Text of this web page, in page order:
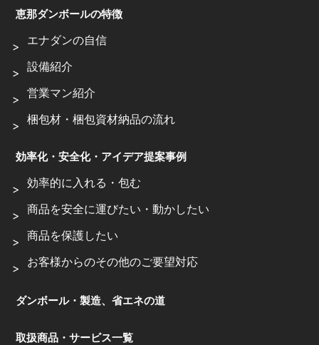
恵那ダンボールの特徴
エナダンの自信
設備紹介
営業マン紹介
梱包材・梱包資材納品の流れ
効率化・安全化・アイデア提案事例
効率的に入れる・包む
商品を安全に運びたい・動かしたい
商品を保護したい
お客様からのその他のご要望対応
ダンボール・製造、省エネの道
取扱商品・サービス一覧